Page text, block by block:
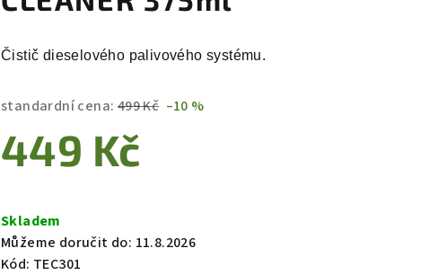
Čistič dieselového palivového systému.
standardní cena: 499 Kč –10 %
449 Kč
cena:
Skladem
Můžeme doručit do: 11.8.2026
Kód: TEC301